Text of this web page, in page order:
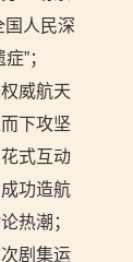
国人民深
”；
威航天
下攻坚
式互动
功造航
热潮；
剧集运